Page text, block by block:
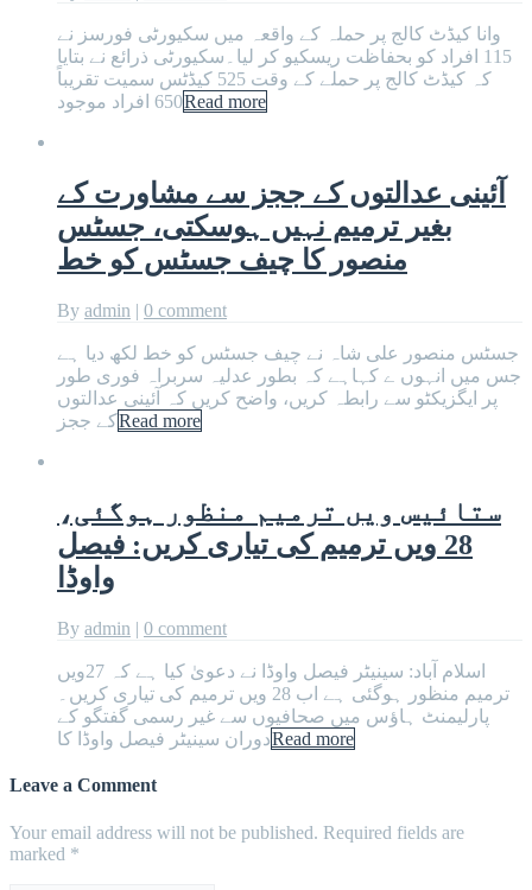
وانا کیڈٹ کالج پر حملہ کے واقعہ میں سکیورٹی فورسز نے
115 افراد کو بحفاظت ریسکیو کر لیا۔سکیورٹی ذرائع نے بتایا
کہ کیڈٹ کالج پر حملے کے وقت 525 کیڈٹس سمیت تقریباً
650 افراد موجودRead more
آئینی عدالتوں کے ججز سے مشاورت کے
بغیر ترمیم نہیں ہوسکتی، جسٹس
منصور کا چیف جسٹس کو خط
By admin | 0 comment
جسٹس منصور علی شاہ نے چیف جسٹس کو خط لکھ دیا ہے
جس میں انہوں ے کہاہے کہ بطور عدلیہ سربراہ فوری طور
پر ایگزیکٹو سے رابطہ کریں، واضح کریں کہ آئینی عدالتوں
کے ججزRead more
ستائیس ویں ترمیم منظور ہوگئی،
28 ویں ترمیم کی تیاری کریں: فیصل
واوڈا
By admin | 0 comment
اسلام آباد: سینیٹر فیصل واوڈا نے دعویٰ کیا ہے کہ 27ویں
ترمیم منظور ہوگئی ہے اب 28 ویں ترمیم کی تیاری کریں۔
پارلیمنٹ ہاؤس میں صحافیوں سے غیر رسمی گفتگو کے
دوران سینیٹر فیصل واوڈا کاRead more
Leave a Comment
Your email address will not be published. Required fields are
marked *